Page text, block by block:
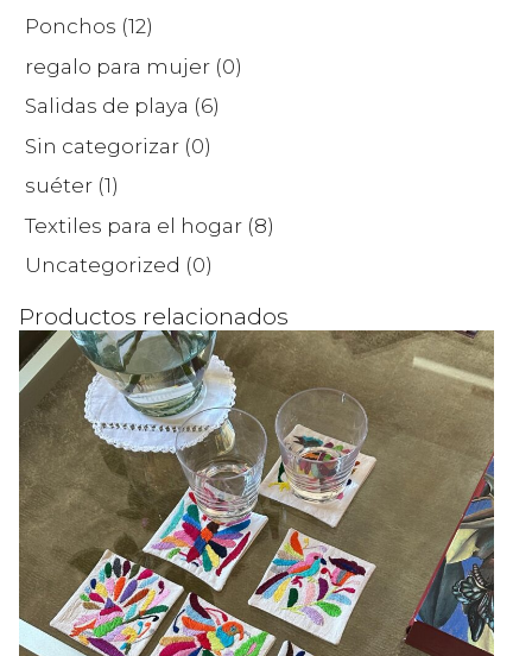
Ponchos (12)
regalo para mujer (0)
Salidas de playa (6)
Sin categorizar (0)
suéter (1)
Textiles para el hogar (8)
Uncategorized (0)
Productos relacionados